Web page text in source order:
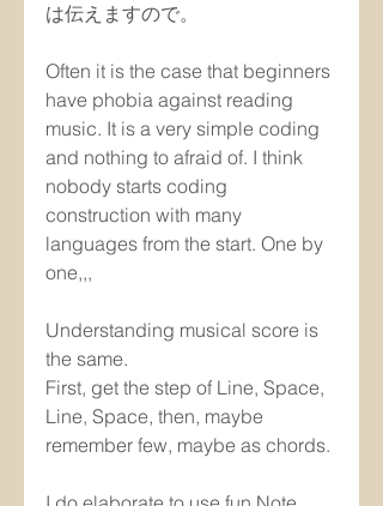
は伝えますので。
Often it is the case that beginners
have phobia against reading
music. It is a very simple coding
and nothing to afraid of. I think
nobody starts coding
construction with many
languages from the start. One by
one,,,
Understanding musical score is
the same.
First, get the step of Line, Space,
Line, Space, then, maybe
remember few, maybe as chords.